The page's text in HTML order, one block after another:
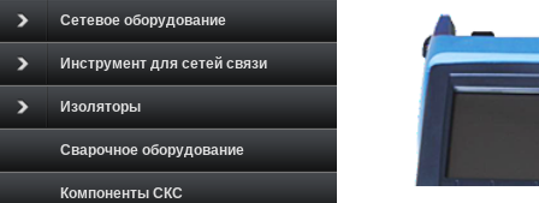
Сетевое оборудование
Инструмент для сетей связи
Изоляторы
Сварочное оборудование
Компоненты СКС